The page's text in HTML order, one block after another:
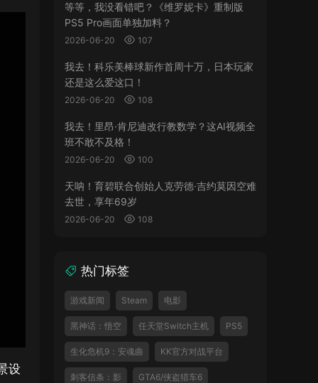
设
等等，我没看错吧？《维罗妮卡》重制版
PS5 Pro画面单独加料？
2026-06-20 107
我去！科乐美棒球新作首周十万，日本玩家
还是这么爱这口！
2026-06-20 108
我去！里昂·肯尼迪改行教数学？这AI视频全
班不敢不及格！
2026-06-20 100
天呐！育碧联合创始人克劳德·吉约莫因空难
去世，享年69岁
2026-06-20 108
热门标签
游戏新闻 Steam 电影
黑神话：悟空 任天堂Switch主机 PS5
生化危机9：安魂曲 KK官方对战平台
刺客信条：影 GTA6/侠盗猎车6